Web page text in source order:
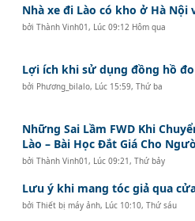
Nhà xe đi Lào có kho ở Hà Nội
bởiThành Vinh01 , Lúc 09:12 Hôm qua
Lợi ích khi sử dụng đồng hồ
bởi Phương_bilalo, Lúc 15:59, Thứ ba
Những Sai Lầm FWD Khi
Lào – Bài Học Đắt Giá Cho
bởiThành Vinh01 , Lúc 09:21, Thứ bảy
Lưu ý khi mang tóc giả qua
bởiThiết bị máy ảnh, Lúc 10:10, Thứ sáu